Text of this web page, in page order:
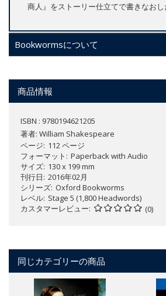
商人』をストーリー仕立てで書きなおし
Bookwormsについて
商品情報
ISBN : 9780194621205
著者: William Shakespeare
ページ 112 ページ
フォーマット
Paperback with Audio
サイズ 130 x 199 mm
刊行日 2016年02月
シリーズ Oxford Bookworms
レベル Stage 5 (1,800 Headwords)
カスタマーレビュー
(0)
同じカテゴリーの商品